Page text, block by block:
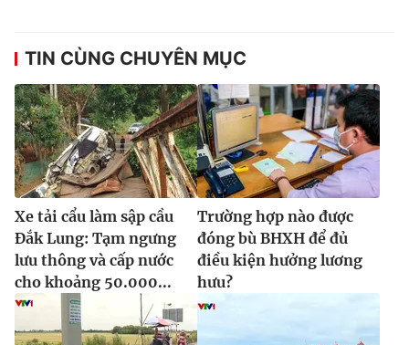
TIN CÙNG CHUYÊN MỤC
Xe tải cẩu làm sập cầu
Đắk Lung: Tạm ngưng
lưu thông và cấp nước
cho khoảng 50.000...
Trường hợp nào được
đóng bù BHXH để đủ
điều kiện hưởng lương
hưu?